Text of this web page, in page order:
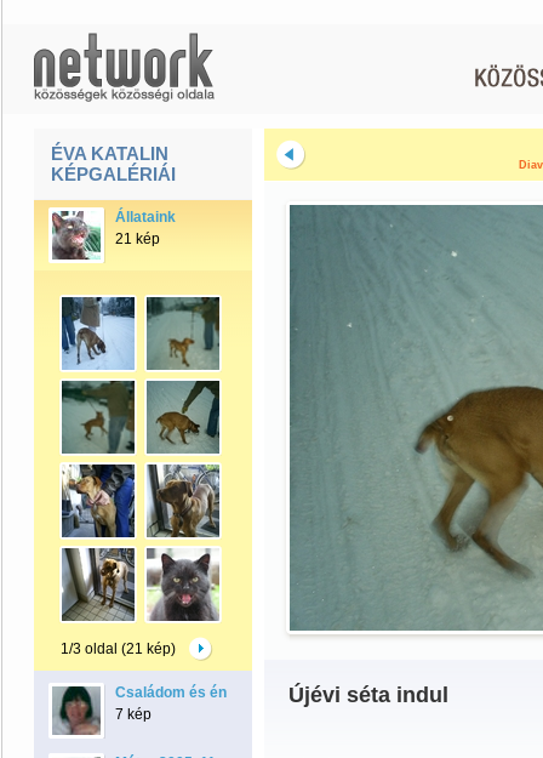
ÉVA KATALIN
KÉPGALÉRIÁI
Állataink
21 kép
1/3 oldal (21 kép)
Családom és én
7 kép
Újévi séta indul